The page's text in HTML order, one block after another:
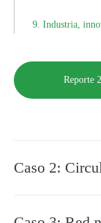
9. Industria,
Reporte
Caso 2: